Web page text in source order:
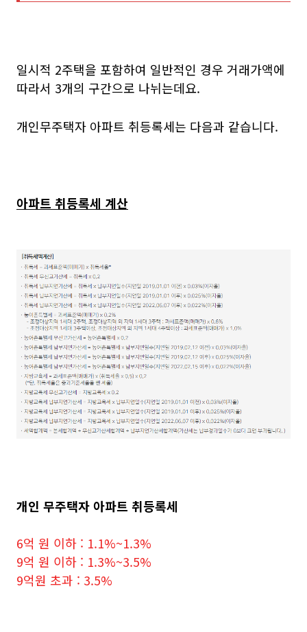
일시적 2주택을 포함하여 일반적인 경우 거래가액에
따라서 3개의 구간으로 나뉘는데요.
개인무주택자 아파트 취등록세는 다음과 같습니다.
아파트 취등록세 계산
개인 무주택자 아파트 취등록세
6억 원 이하 : 1.1%~1.3%
9억 원 이하 : 1.3%~3.5%
9억원 초과 : 3.5%